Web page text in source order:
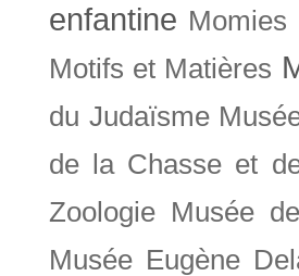
enfantine Momies
Motifs et Matières
du Judaïsme
de la Chasse et
Zoologie Musée
Musée Eugène